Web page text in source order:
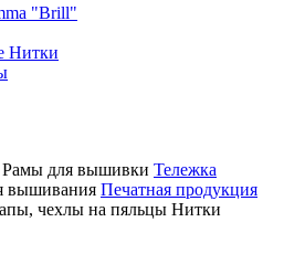
"Brill"
Нитки
Рамы для вышивки Тележка
вышивания Печатная продукция
чехлы на пяльцы Нитки